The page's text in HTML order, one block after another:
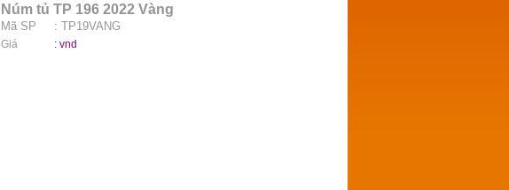
Núm tủ TP 196 2022 Vàng
Mã SP : TP19VANG
Giá : vnd